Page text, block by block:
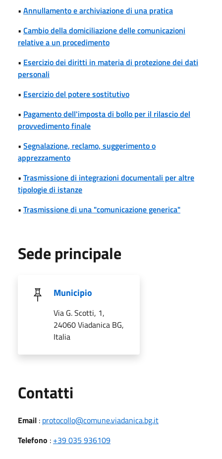
• Annullamento e archiviazione di una pratica
• Cambio della domiciliazione delle comunicazioni
relative a un procedimento
• Esercizio dei diritti in materia di protezione dei dati
personali
• Esercizio del potere sostitutivo
• Pagamento dell'imposta di bollo per il rilascio del
provvedimento finale
• Segnalazione, reclamo, suggerimento o
apprezzamento
• Trasmissione di integrazioni documentali per altre
tipologie di istanze
• Trasmissione di una "comunicazione generica"
Sede principale
Municipio
Via G. Scotti, 1,
24060 Viadanica BG,
Italia
Contatti
Email : protocollo@comune.viadanica.bg.it
Telefono : +39 035 936109